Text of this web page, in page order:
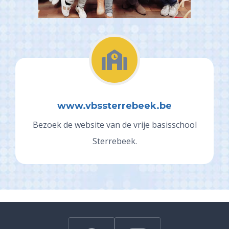
www.vbssterrebeek.be
Bezoek de website van de vrije basisschool
Sterrebeek.